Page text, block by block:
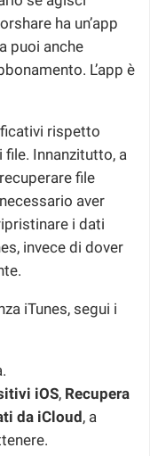
ha un’app
puoi anche
L’app è
rispetto
file. Innanzitutto, a
file
aver
i dati
invece di dover
iTunes, segui i
iOS, Recupera
da iCloud, a